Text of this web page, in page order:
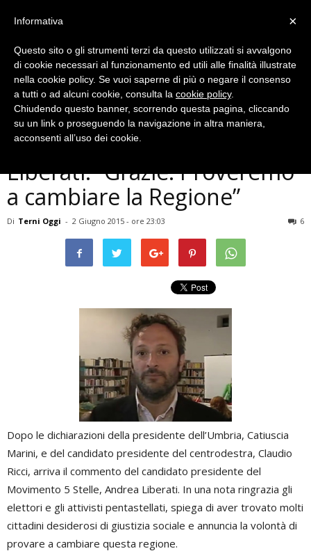
Politica
Elezioni Umbria 2015,
Liberati: ”Grazie. Proveremo
a cambiare la Regione”
Di Terni Oggi - 2 Giugno 2015 - ore 23:03 6
Dopo le dichiarazioni della presidente dell’Umbria, Catiuscia
Marini, e del candidato presidente del centrodestra, Claudio
Ricci, arriva il commento del candidato presidente del
Movimento 5 Stelle, Andrea Liberati. In una nota ringrazia gli
elettori e gli attivisti pentastellati, spiega di aver trovato molti
cittadini desiderosi di giustizia sociale e annuncia la volontà di
provare a cambiare questa regione.
×
Informativa
Questo sito o gli strumenti terzi da questo utilizzati si avvalgono
di cookie necessari al funzionamento ed utili alle finalità illustrate
nella cookie policy. Se vuoi saperne di più o negare il consenso
a tutti o ad alcuni cookie, consulta la cookie policy.
Chiudendo questo banner, scorrendo questa pagina, cliccando
su un link o proseguendo la navigazione in altra maniera,
acconsenti all’uso dei cookie.